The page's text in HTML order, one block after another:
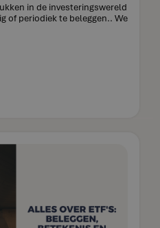
in de investeringswereld
of periodiek te beleggen.. We